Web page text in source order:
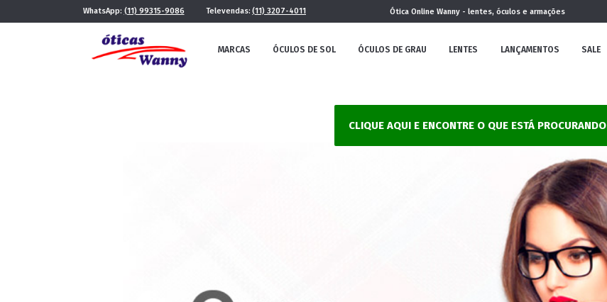
WhatsApp: (11) 99315-9086 Televendas: (11) 3207-4011 Ótica Online Wanny - lentes, óculos e armações
MARCAS ÓCULOS DE SOL ÓCULOS DE GRAU LENTES LANÇAMENTOS SALE
NOVA
COLEÇÃO
FUTURISTA CLÁSSICO
CLIQUE AQUI E ENCONTRE O QUE ESTÁ PROCURANDO